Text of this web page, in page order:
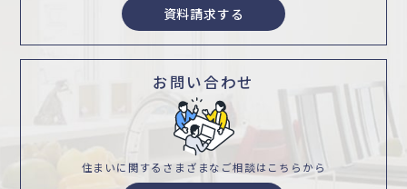
資料請求する
お問い合わせ
住まいに関するさまざまな ご相談はこちらから